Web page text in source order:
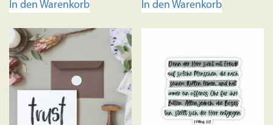
In den Warenkorb In den Warenkorb